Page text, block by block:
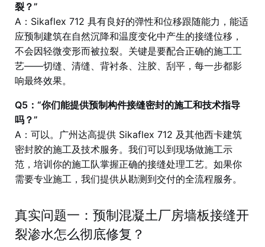
裂？”
A：Sikaflex 712 具有良好的弹性和位移跟随能力，能适
应预制建筑在自然沉降和温度变化中产生的接缝位移，
不会因轻微变形而被拉裂。关键是要配合正确的施工工
艺——切缝、清缝、背衬条、注胶、刮平，每一步都影
响最终效果。
Q5：“你们能提供预制构件接缝密封的施工和技术指导
吗？”
A：可以。广州达高提供 Sikaflex 712 及其他西卡建筑
密封胶的施工及技术服务。我们可以到现场做施工示
范，培训你的施工队掌握正确的接缝处理工艺。如果你
需要专业施工，我们提供从勘测到交付的全流程服务。
真实问题一：预制混凝土厂房墙板接缝开
裂渗水怎么彻底修复？